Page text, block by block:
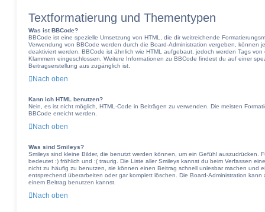
Textformatierung und Thementypen
Was ist BBCode?
BBCode ist eine spezielle Umsetzung von HTML, die dir weitreichende
Verwendung von BBCode werden durch die Board-Administration vergeben, können
deaktiviert werden. BBCode ist ähnlich wie HTML aufgebaut, jedoch werden Tags von
Klammern eingeschlossen. Weitere Informationen zu BBCode findest du auf einer
Beitragserstellung aus zugänglich ist.
Nach oben
Kann ich HTML benutzen?
Nein, es ist nicht möglich, HTML-Code in Beiträgen zu verwenden. Die meisten
BBCode erreicht werden.
Nach oben
Was sind Smileys?
Smileys sind kleine Bilder, die benutzt werden können, um ein Gefühl auszudrücken.
bedeutet :) fröhlich und :( traurig. Die Liste aller Smileys kannst du beim Verfassen
nicht zu häufig zu benutzen, sie können einen Beitrag schnell unlesbar machen und
entsprechend überarbeiten oder gar komplett löschen. Die Board-Administration
einem Beitrag benutzen kannst.
Nach oben